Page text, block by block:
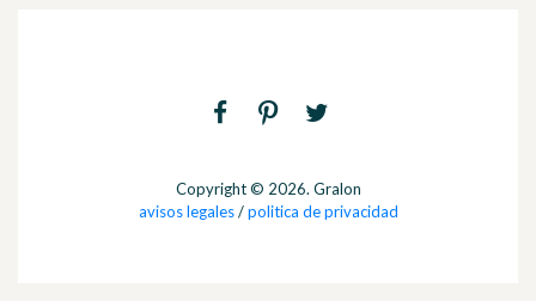
Copyright © 2026. Gralon
avisos legales/politica de privacidad